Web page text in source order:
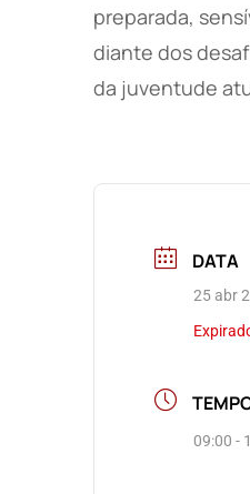
preparada,
diante dos
da juventude
DATA
25 abr
09:00 -